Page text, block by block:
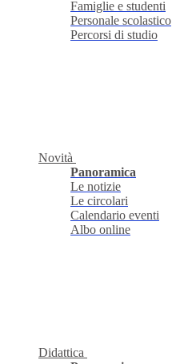
Famiglie e studenti
Personale scolastico
Percorsi di studio
Novità
Panoramica
Le notizie
Le circolari
Calendario eventi
Albo online
Didattica